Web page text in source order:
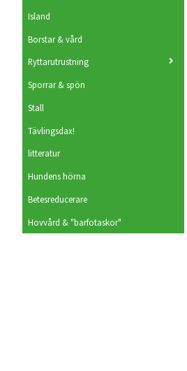
Island
Borstar & vård
Ryttarutrustning
Sporrar & spön
Stall
Tävlingsdax!
litteratur
Hundens hörna
Betesreducerare
Hovvård & "barfotaskor"